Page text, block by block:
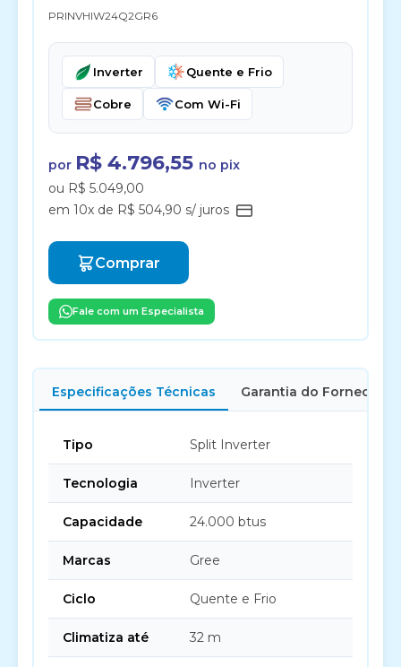
PRINVHIW24Q2GR6
Inverter Quente e Frio
Cobre Com Wi-Fi
por R$ 4.796,55 no pix
ou R$ 5.049,00
em 10x de R$ 504,90 s/ juros
Comprar
Fale com um Especialista
Especificações Técnicas Garantia do Fornecedor
Tipo Split Inverter
Tecnologia Inverter
Capacidade 24.000 btus
Marcas Gree
Ciclo Quente e Frio
Climatiza até 32 m